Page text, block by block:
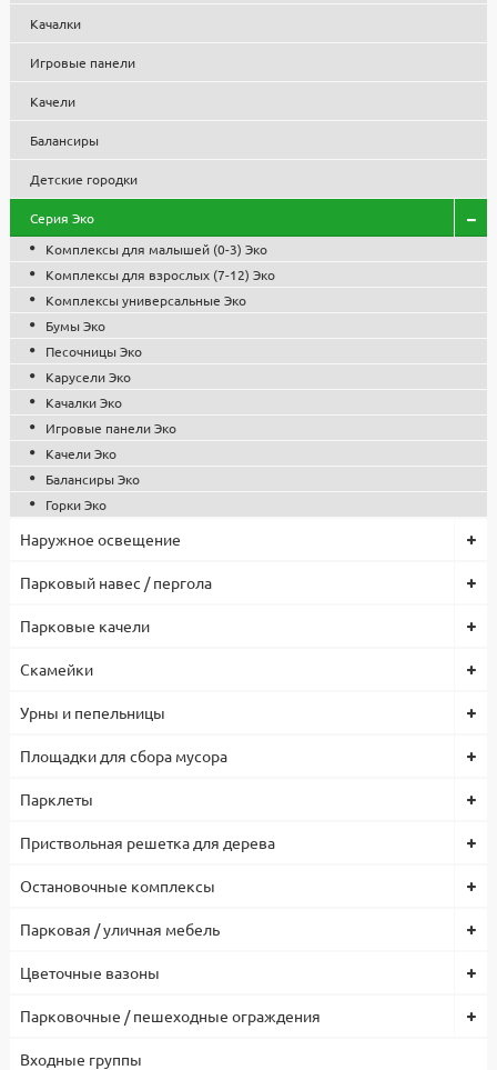
объемами, что позволило снизить себестоимость продукции.
сертифицированные комплектующие и материалы. Гарантия
Качалки
Игровые панели
Качели
Балансиры
Детские городки
Серия Эко
Комплексы для малышей (0-3) Эко
Комплексы для взрослых (7-12) Эко
Комплексы универсальные Эко
Бумы Эко
Песочницы Эко
Карусели Эко
Качалки Эко
Игровые панели Эко
Качели Эко
Балансиры Эко
Горки Эко
Наружное освещение
Парковый навес / пергола
Парковые качели
Скамейки
Урны и пепельницы
Площадки для сбора мусора
Парклеты
Приствольная решетка для дерева
Остановочные комплексы
Парковая / уличная мебель
Цветочные вазоны
Парковочные / пешеходные ограждения
Входные группы